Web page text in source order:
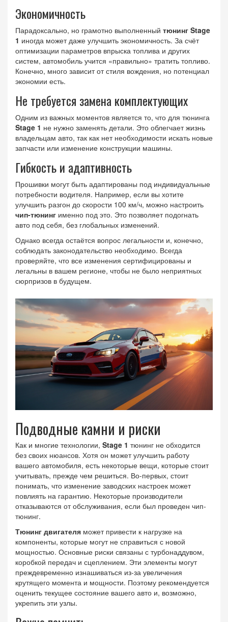
Экономичность
Парадоксально, но грамотно выполненный тюнинг Stage
1 иногда может даже улучшить экономичность. За счёт
оптимизации параметров впрыска топлива и других
систем, автомобиль учится «правильно» тратить топливо.
Конечно, много зависит от стиля вождения, но потенциал
экономии есть.
Не требуется замена комплектующих
Одним из важных моментов является то, что для тюнинга
Stage 1 не нужно заменять детали. Это облегчает жизнь
владельцам авто, так как нет необходимости искать новые
запчасти или изменение конструкции машины.
Гибкость и адаптивность
Прошивки могут быть адаптированы под индивидуальные
потребности водителя. Например, если вы хотите
улучшить разгон до скорости 100 км/ч, можно настроить
чип-тюнинг именно под это. Это позволяет подогнать
авто под себя, без глобальных изменений.
Однако всегда остаётся вопрос легальности и, конечно,
соблюдать законодательство необходимо. Всегда
проверяйте, что все изменения сертифицированы и
легальны в вашем регионе, чтобы не было неприятных
сюрпризов в будущем.
Подводные камни и риски
Как и многие технологии, Stage 1 тюнинг не обходится
без своих нюансов. Хотя он может улучшить работу
вашего автомобиля, есть некоторые вещи, которые стоит
учитывать, прежде чем решиться. Во-первых, стоит
понимать, что изменение заводских настроек может
повлиять на гарантию. Некоторые производители
отказываются от обслуживания, если был проведен чип-
тюнинг.
Тюнинг двигателя может привести к нагрузке на
компоненты, которые могут не справиться с новой
мощностью. Основные риски связаны с турбонаддувом,
коробкой передач и сцеплением. Эти элементы могут
преждевременно изнашиваться из-за увеличения
крутящего момента и мощности. Поэтому рекомендуется
оценить текущее состояние вашего авто и, возможно,
укрепить эти узлы.